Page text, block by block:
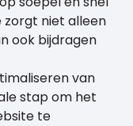
zorgt niet alleen
ook bijdragen
van
stap om het
te